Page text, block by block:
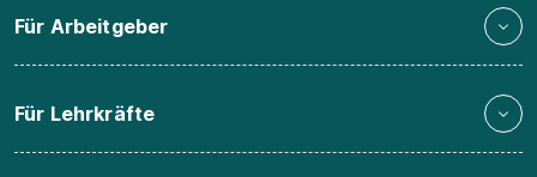
Für Arbeitgeber
Für Lehrkräfte